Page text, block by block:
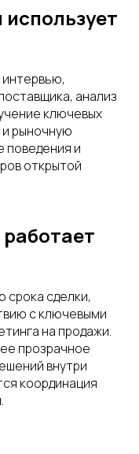
интервью,
анализ
ключевых
и рыночную
поведения и
открытой
сделки,
с ключевыми
на продажи.
прозрачное
внутри
координация